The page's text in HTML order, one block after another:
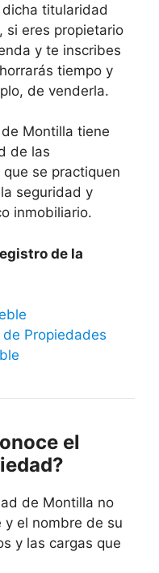
titularidad
si eres propietario
y te inscribes
tiempo y
de venderla.
Montilla tiene
de las
se practiquen
seguridad y
inmobiliario.
de la
Propiedades
el
de Montilla no
y el nombre de su
y las cargas que